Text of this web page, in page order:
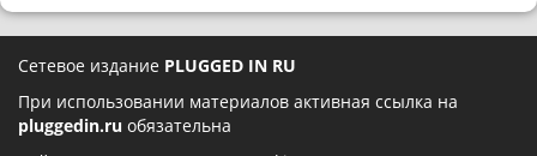
Сетевое издание PLUGGED IN RU
При использовании материалов активная ссылка на
pluggedin.ru обязательна